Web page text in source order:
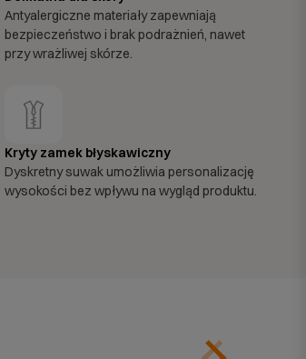
Antyalergiczne materiały zapewniają
bezpieczeństwo i brak podrażnień, nawet
przy wrażliwej skórze.
Kryty zamek błyskawiczny
Dyskretny suwak umożliwia personalizację
wysokości bez wpływu na wygląd produktu.